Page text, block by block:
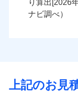
り算出[
ナビ調べ）
上記のお見